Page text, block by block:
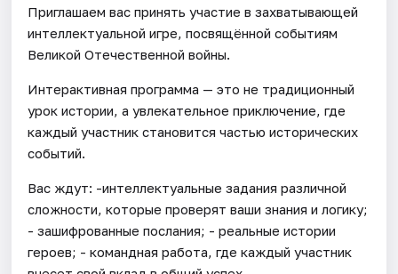
Приглашаем вас принять участие в захватывающей
интеллектуальной игре, посвящённой событиям
Великой Отечественной войны.
Интерактивная программа — это не традиционный
урок истории, а увлекательное приключение, где
каждый участник становится частью исторических
событий.
Вас ждут: -интеллектуальные задания различной
сложности, которые проверят ваши знания и логику;
- зашифрованные послания; - реальные истории
героев; - командная работа, где каждый участник